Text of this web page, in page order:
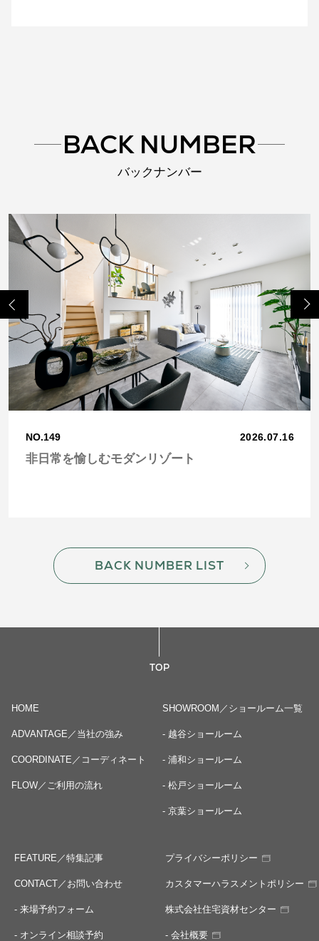
BACK NUMBER
バックナンバー
Previo
us
NO.149 2026.07.16
非日常を愉しむモダンリゾート
Next
BACK NUMBER LIST
TOP
HOME
ADVANTAGE／当社の強み
COORDINATE／コーディネート
FLOW／ご利用の流れ
SHOWROOM／ショールーム一覧
- 越谷ショールーム
- 浦和ショールーム
- 松戸ショールーム
- 京葉ショールーム
FEATURE／特集記事
CONTACT／お問い合わせ
- 来場予約フォーム
- オンライン相談予約
プライバシーポリシー
カスタマーハラスメントポリシー
株式会社住宅資材センター
- 会社概要